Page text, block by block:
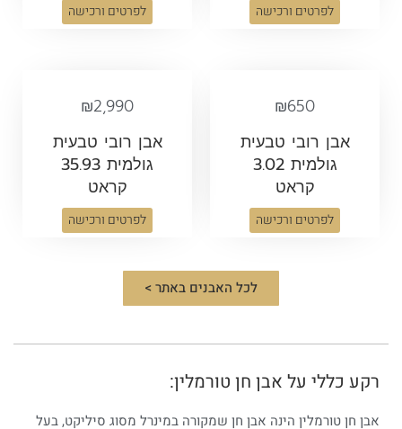
לפרטים ורכישה לפרטים ורכישה
₪650
אבן רובי טבעית
גולמית 3.02
קראט
לפרטים ורכישה
₪2,990
אבן רובי טבעית
גולמית 35.93
קראט
לפרטים ורכישה
לכל האבנים באתר >
רקע כללי על אבן חן טורמלין:
אבן חן טורמלין הינה אבן חן שמקורה במינרל מסוג סיליקט, בעל